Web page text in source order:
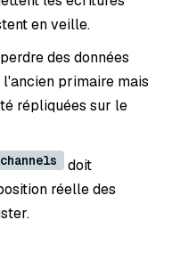
en veille.
des données
primaire mais
répliquées sur le
doit
réelle des